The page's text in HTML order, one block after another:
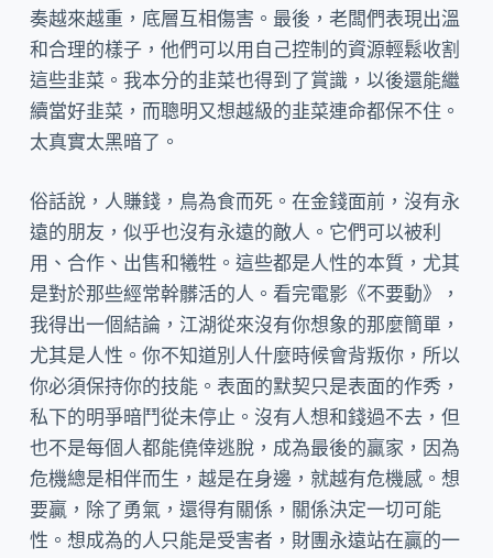
奏越來越重，底層互相傷害。最後，老闆們表現出溫
和合理的樣子，他們可以用自己控制的資源輕鬆收割
這些韭菜。我本分的韭菜也得到了賞識，以後還能繼
續當好韭菜，而聰明又想越級的韭菜連命都保不住。
太真實太黑暗了。
俗話說，人賺錢，鳥為食而死。在金錢面前，沒有永
遠的朋友，似乎也沒有永遠的敵人。它們可以被利
用、合作、出售和犧牲。這些都是人性的本質，尤其
是對於那些經常幹髒活的人。看完電影《不要動》，
我得出一個結論，江湖從來沒有你想象的那麼簡單，
尤其是人性。你不知道別人什麼時候會背叛你，所以
你必須保持你的技能。表面的默契只是表面的作秀，
私下的明爭暗鬥從未停止。沒有人想和錢過不去，但
也不是每個人都能僥倖逃脫，成為最後的贏家，因為
危機總是相伴而生，越是在身邊，就越有危機感。想
要贏，除了勇氣，還得有關係，關係決定一切可能
性。想成為的人只能是受害者，財團永遠站在贏的一